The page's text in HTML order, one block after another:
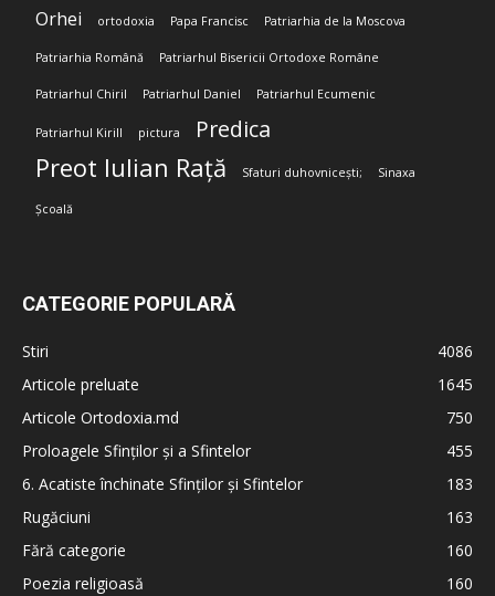
Orhei ortodoxia Papa Francisc Patriarhia de la Moscova
Patriarhia Română Patriarhul Bisericii Ortodoxe Române
Patriarhul Chiril Patriarhul Daniel Patriarhul Ecumenic
Patriarhul Kirill pictura Predica
Preot Iulian Rață Sfaturi duhovnicești; Sinaxa
Școală
CATEGORIE POPULARĂ
Stiri
4086
Articole preluate
1645
Articole Ortodoxia.md
750
Proloagele Sfinților și a Sfintelor
455
6. Acatiste închinate Sfinților și Sfintelor
183
Rugăciuni
163
Fără categorie
160
Poezia religioasă
160